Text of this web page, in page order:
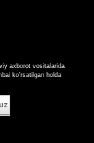
axborot vositalarida
ko'rsatilgan holda